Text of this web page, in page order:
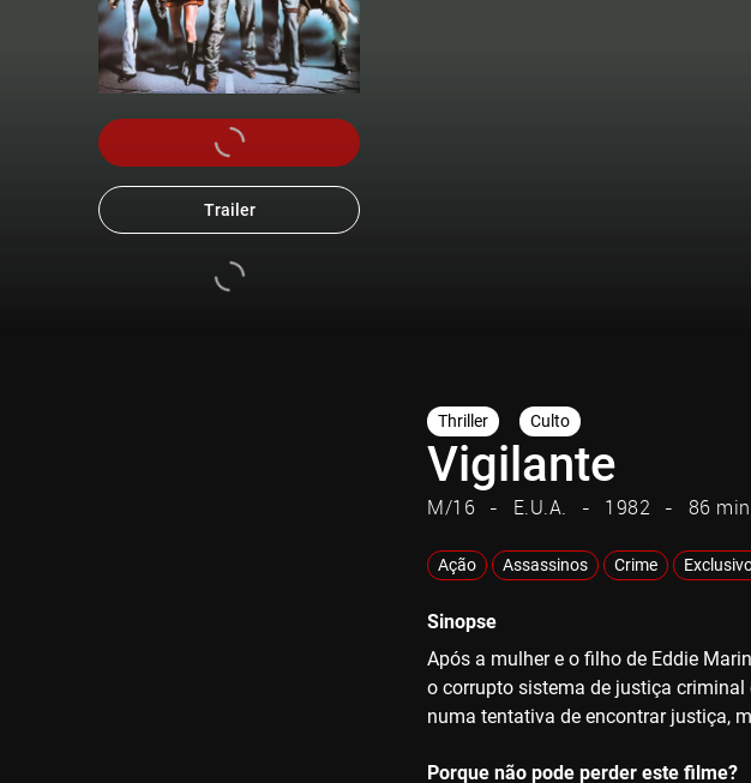
Trailer
Thriller Culto
Vigilante
M/16 E.U.A. 1982 86 min
Ação Assassinos Crime
Sinopse
Após a mulher e o filho de Eddie
o corrupto sistema de justiça criminal
numa tentativa de encontrar justiça,
Porque não pode perder este filme?